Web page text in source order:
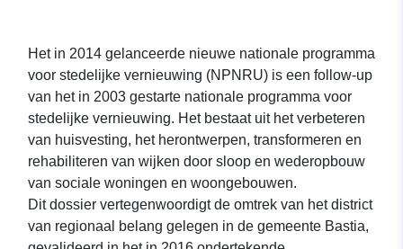
(NPNRU) in de gemeente
Bastia.
Het in 2014 gelanceerde nieuwe nationale programma
voor stedelijke vernieuwing (NPNRU) is een follow-up
van het in 2003 gestarte nationale programma voor
stedelijke vernieuwing. Het bestaat uit het verbeteren
van huisvesting, het herontwerpen, transformeren en
rehabiliteren van wijken door sloop en wederopbouw
van sociale woningen en woongebouwen.
Dit dossier vertegenwoordigt de omtrek van het district
van regionaal belang gelegen in de gemeente Bastia,